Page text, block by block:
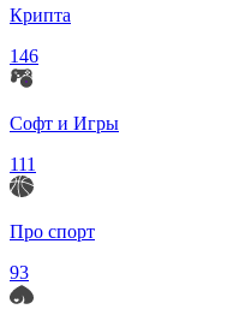
Крипта
146
Софт и Игры
111
Про спорт
93